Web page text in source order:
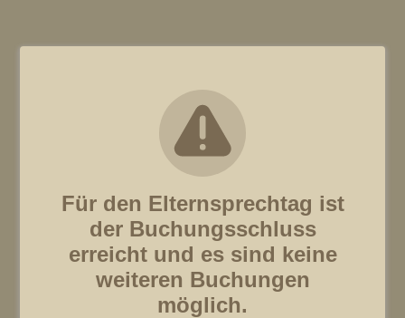
Für den Elternsprechtag ist
der Buchungsschluss
erreicht und es sind keine
weiteren Buchungen
möglich.